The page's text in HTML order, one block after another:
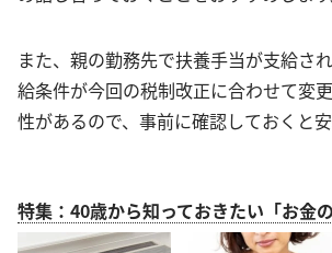
また、親の勤務先で扶養手当が支給さ
給条件が今回の税制改正に合わせて変
性があるので、事前に確認しておくと安
特集：40歳から知っておきたい「お金の